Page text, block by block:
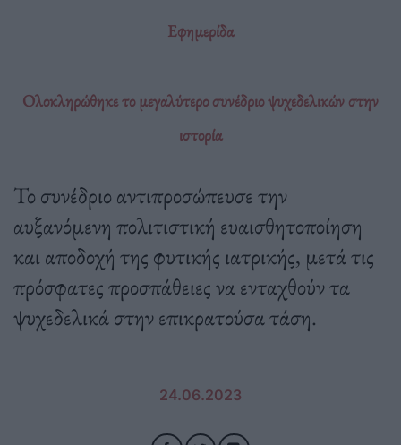
Εφημερίδα
Ολοκληρώθηκε το μεγαλύτερο συνέδριο ψυχεδελικών στην
ιστορία
Το συνέδριο αντιπροσώπευσε την
αυξανόμενη πολιτιστική ευαισθητοποίηση
και αποδοχή της φυτικής ιατρικής, μετά τις
πρόσφατες προσπάθειες να ενταχθούν τα
ψυχεδελικά στην επικρατούσα τάση.
24.06.2023